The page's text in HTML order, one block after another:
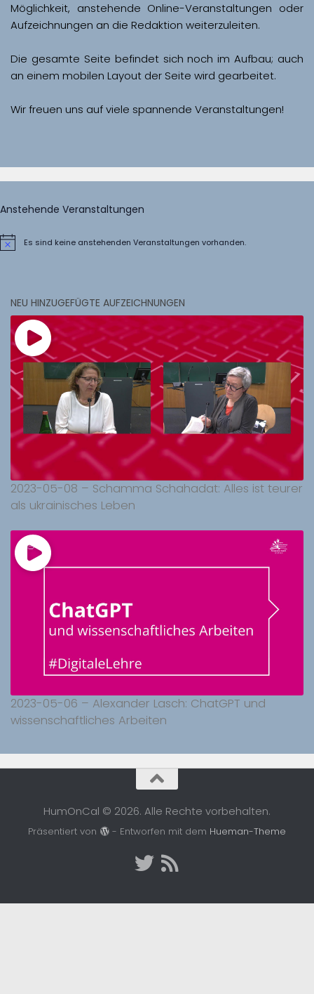
Möglichkeit, anstehende Online-Veranstaltungen oder
Aufzeichnungen an die Redaktion weiterzuleiten.
Die gesamte Seite befindet sich noch im Aufbau; auch
Wir freuen uns auf viele spannende Veranstaltungen!
Anstehende Veranstaltungen
HinweisEs sind keine anstehenden Veranstaltungen vorhanden.
NEU HINZUGEFÜGTE AUFZEICHNUNGEN
2023-05-08 – Schamma Schahadat: Alles ist teurer
als ukrainisches Leben
2023-05-06 – Alexander Lasch: ChatGPT und
wissenschaftliches Arbeiten
HumOnCal © 2026. Alle Rechte vorbehalten.
Präsentiert von - Entworfen mit dem Hueman-Theme